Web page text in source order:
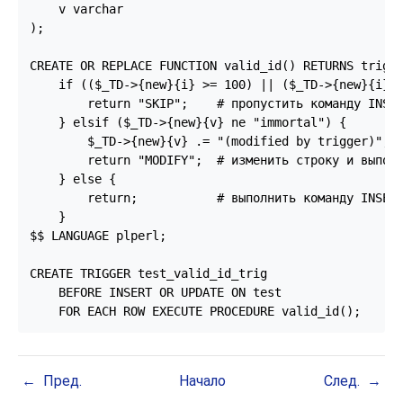
    v varchar
);
CREATE OR REPLACE FUNCTION valid_id() RETURNS
if (($_TD->{new}{i} >= 100) || ($_TD->{new}{i}
return "SKIP";    # пропустить команду
    } elsif ($_TD->{new}{v} ne "immortal") {
        $_TD->{new}{v} .= "(modified by trigger)";
return "MODIFY";  # изменить строку и
    } else {
return;           # выполнить команду
    }
$$ LANGUAGE plperl;
CREATE TRIGGER test_valid_id_trig
    BEFORE INSERT OR UPDATE ON test
    FOR EACH ROW EXECUTE PROCEDURE valid_id();
Пред. Начало
След.